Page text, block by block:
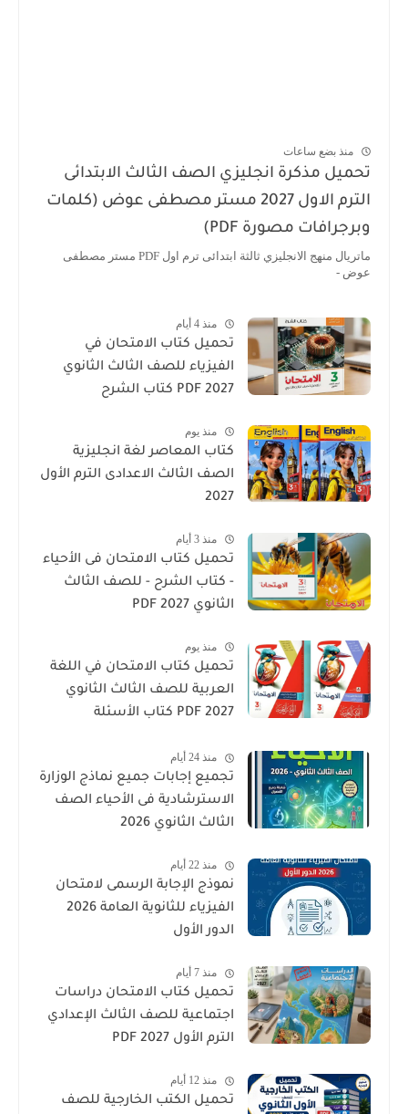
منذ بضع ساعات
تحميل مذكرة انجليزي الصف الثالث الابتدائى
الترم الاول 2027 مستر مصطفى عوض (كلمات
وبرجرافات مصورة PDF)
ماتريال منهج الانجليزي ثالثة ابتدائى ترم اول PDF مستر مصطفى
عوض -
منذ 4 أيام
تحميل كتاب الامتحان في
الفيزياء للصف الثالث الثانوي
2027 PDF كتاب الشرح
منذ يوم
كتاب المعاصر لغة انجليزية
الصف الثالث الاعدادى الترم الأول
2027
منذ 3 أيام
تحميل كتاب الامتحان فى الأحياء
- كتاب الشرح - للصف الثالث
الثانوي 2027 PDF
منذ يوم
تحميل كتاب الامتحان في اللغة
العربية للصف الثالث الثانوي
2027 PDF كتاب الأسئلة
منذ 24 أيام
تجميع إجابات جميع نماذج الوزارة
الاسترشادية فى الأحياء الصف
الثالث الثانوي 2026
منذ 22 أيام
نموذج الإجابة الرسمى لامتحان
الفيزياء للثانوية العامة 2026
الدور الأول
منذ 7 أيام
تحميل كتاب الامتحان دراسات
اجتماعية للصف الثالث الإعدادي
الترم الأول 2027 PDF
منذ 12 أيام
تحميل الكتب الخارجية للصف